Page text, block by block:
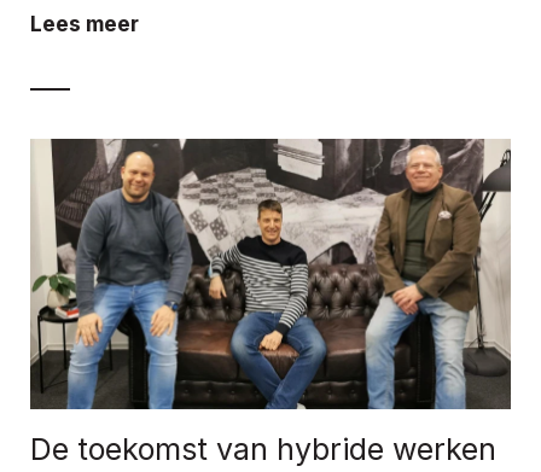
Lees meer
De toekomst van hybride werken